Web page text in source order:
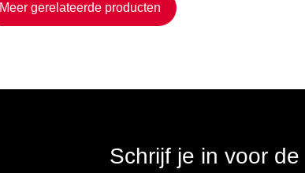
Meer gerelateerde producten
Schrijf je in voor de